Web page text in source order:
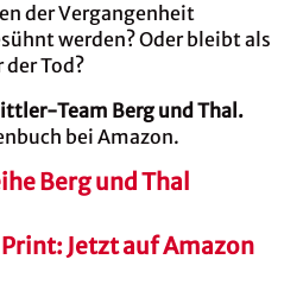
der Vergangenheit
werden? Oder bleibt als
Tod?
Team Berg und Thal.
bei Amazon.
Berg und Thal
Jetzt auf Amazon